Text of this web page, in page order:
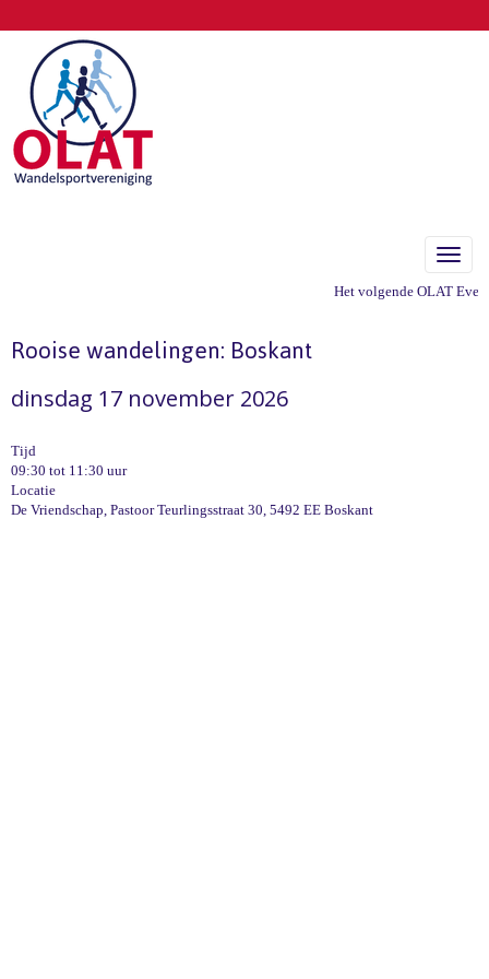
Het volgende OLAT
Rooise wandelingen: Boskant
dinsdag 17 november 2026
Tijd
09:30 tot 11:30 uur
Locatie
De Vriendschap, Pastoor Teurlingsstraat 30, 5492 EE Boskant